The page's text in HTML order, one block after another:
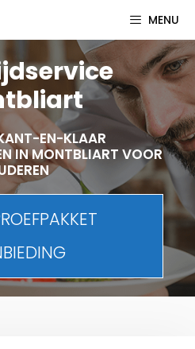
MENU
EN-KLAAR
IN MONTBLIART VOOR